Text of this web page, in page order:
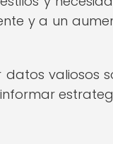
y a un
valiosos